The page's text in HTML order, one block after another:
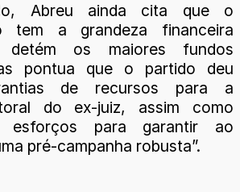
Abreu ainda cita que o
tem a grandeza financeira
detém os maiores fundos
pontua que o partido deu
de recursos para a
do ex-juiz, assim como
esforços para garantir ao
pré-campanha robusta”.